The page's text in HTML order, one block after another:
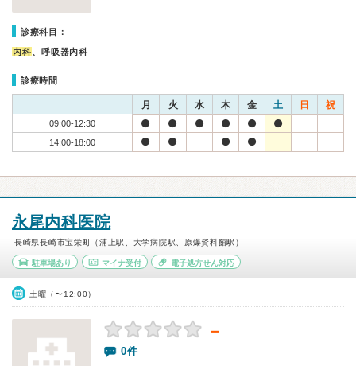
診療科目：
内科、呼吸器内科
診療時間
月 火 水 木 金 土 日 祝
09:00-12:30
14:00-18:00
永尾内科医院
長崎県長崎市宝栄町（浦上駅、大学病院駅、原爆資料館駅）
駐車場あり マイナ受付 電子処方せん対応
土曜（〜12:00）
－
0件